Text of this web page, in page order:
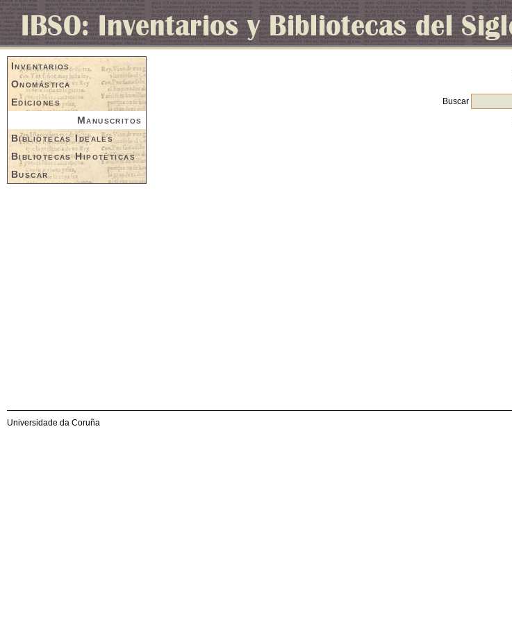
Inventarios
Onomástica
Ediciones
Manuscritos
Bibliotecas Ideales
Bibliotecas Hipotéticas
Buscar
Buscar
Universidade da Coruña